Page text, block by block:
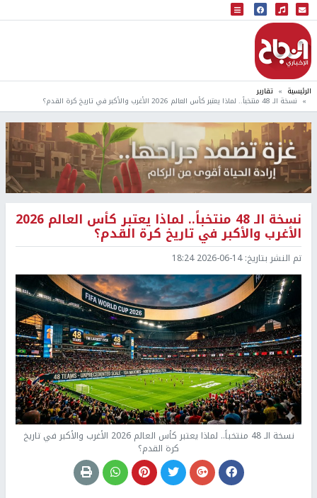
البث المباشر
إذاعة النجاح
الرئيسية تقارير
نسخة الـ 48 منتخباً.. لماذا يعتبر كأس العالم 2026 الأغرب والأكبر في تاريخ كرة القدم؟
نسخة الـ 48 منتخباً.. لماذا يعتبر كأس العالم 2026
الأغرب والأكبر في تاريخ كرة القدم؟
تم النشر بتاريخ:2026-06-14 18:24
نسخة الـ 48 منتخباً.. لماذا يعتبر كأس العالم 2026 الأغرب والأكبر في تاريخ
كرة القدم؟